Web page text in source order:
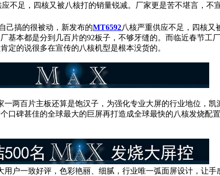
不足，四核又被八核打的销量锐减。厂家更是苦不堪言，
己搞的很被动，新发布的MT6592八核严重供应不足，四核又
基本都是分到几百片的92板子，不够牙缝的。而临近春节工
定的说很多在宣传的八核机型是根本没货的。
两百片主板还算是饱汉子，为强化专业大屏的行业地位，
口碑甚佳的全球最大的巨屏再打造成全球最快的八核发烧配
户一致好评，色彩艳丽、细腻，行业唯一弧面屏设计，让